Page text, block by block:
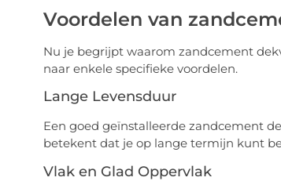
Voordelen van
Nu je begrijpt waarom zandcement
naar enkele specifieke voordelen.
Lange Levensduur
Een goed geïnstalleerde zandcement
betekent dat je op lange termijn kunt
Vlak en Glad Oppervlak